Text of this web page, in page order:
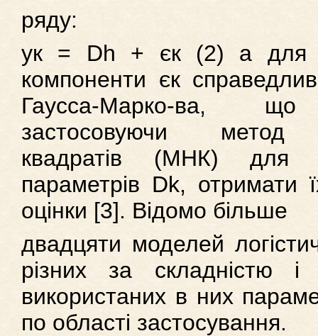
ряду:
ук = Dh + єк (2) а для
компоненти єк
Гаусса-Марко-ва, що
застосовуючи метод
квадратів (МНК) для
параметрів Dk, отримати
оцінки [3]. Відомо більше
двадцяти моделей
різних за складністю і
використаних в них
по області застосування.